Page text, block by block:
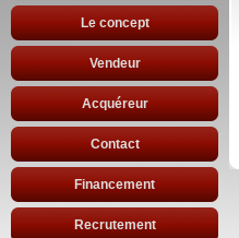
Le concept
Vendeur
Acquéreur
Contact
Financement
Recrutement